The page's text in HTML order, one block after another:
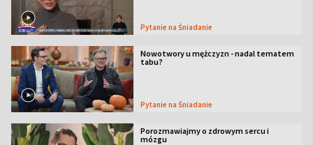
Pytanie na Śniadanie
Nowotwory u mężczyzn - nadal tematem
tabu?
Pytanie na Śniadanie
Porozmawiajmy o zdrowym sercu i
mózgu